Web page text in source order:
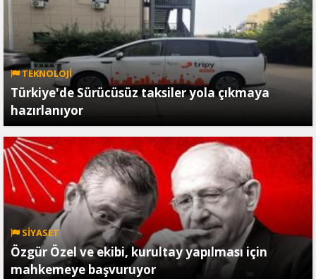
TEKNOLOJİ
Türkiye'de Sürücüsüz taksiler yola çıkmaya
hazırlanıyor
SİYASET
Özgür Özel ve ekibi, kurultay yapılması için
mahkemeye başvuruyor